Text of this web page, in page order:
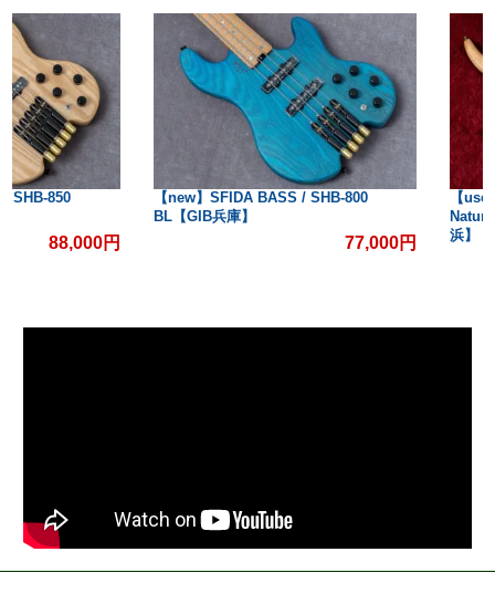
【new】SFIDA BASS / SHB-800
【used】Tobias /
Natural 4.090kg
浜】